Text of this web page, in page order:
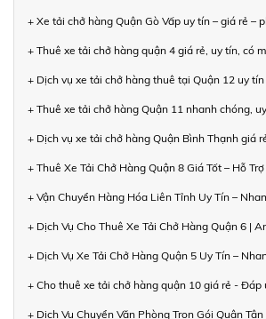
+ Xe tải chở hàng Quận Gò Vấp uy tín – giá rẻ –
+ Thuê xe tải chở hàng quận 4 giá rẻ, uy tín, có
+ Dịch vụ xe tải chở hàng thuê tại Quận 12 uy tín
+ Thuê xe tải chở hàng Quận 11 nhanh chóng,
+ Dịch vụ xe tải chở hàng Quận Bình Thạnh giá
+ Thuê Xe Tải Chở Hàng Quận 8 Giá Tốt – Hỗ
+ Vận Chuyển Hàng Hóa Liên Tỉnh Uy Tín –
+ Dịch Vụ Cho Thuê Xe Tải Chở Hàng Quận 6 |
+ Dịch Vụ Xe Tải Chở Hàng Quận 5 Uy Tín –
+ Cho thuê xe tải chở hàng quận 10 giá rẻ - Đáp
+ Dịch Vụ Chuyển Văn Phòng Trọn Gói Quận Tân